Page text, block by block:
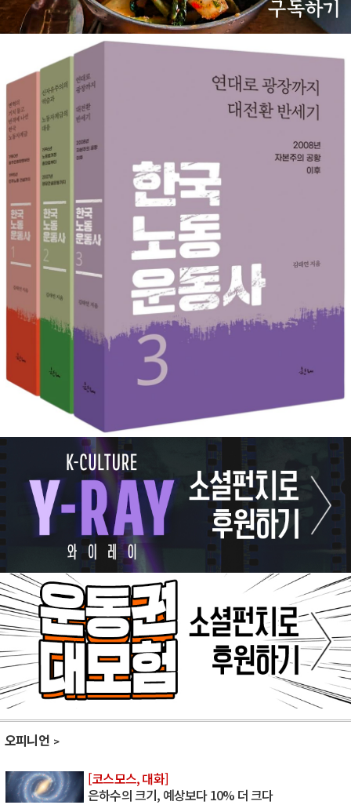
오피니언
[코스모스, 대화]
은하수의 크기, 예상보다 10% 더 크다